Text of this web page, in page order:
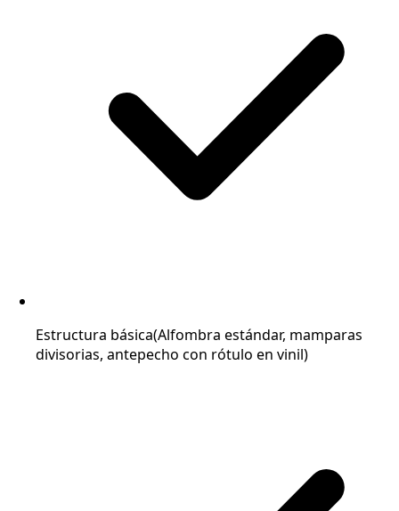
Estructura básica(Alfombra estándar, mamparas
divisorias, antepecho con rótulo en vinil)